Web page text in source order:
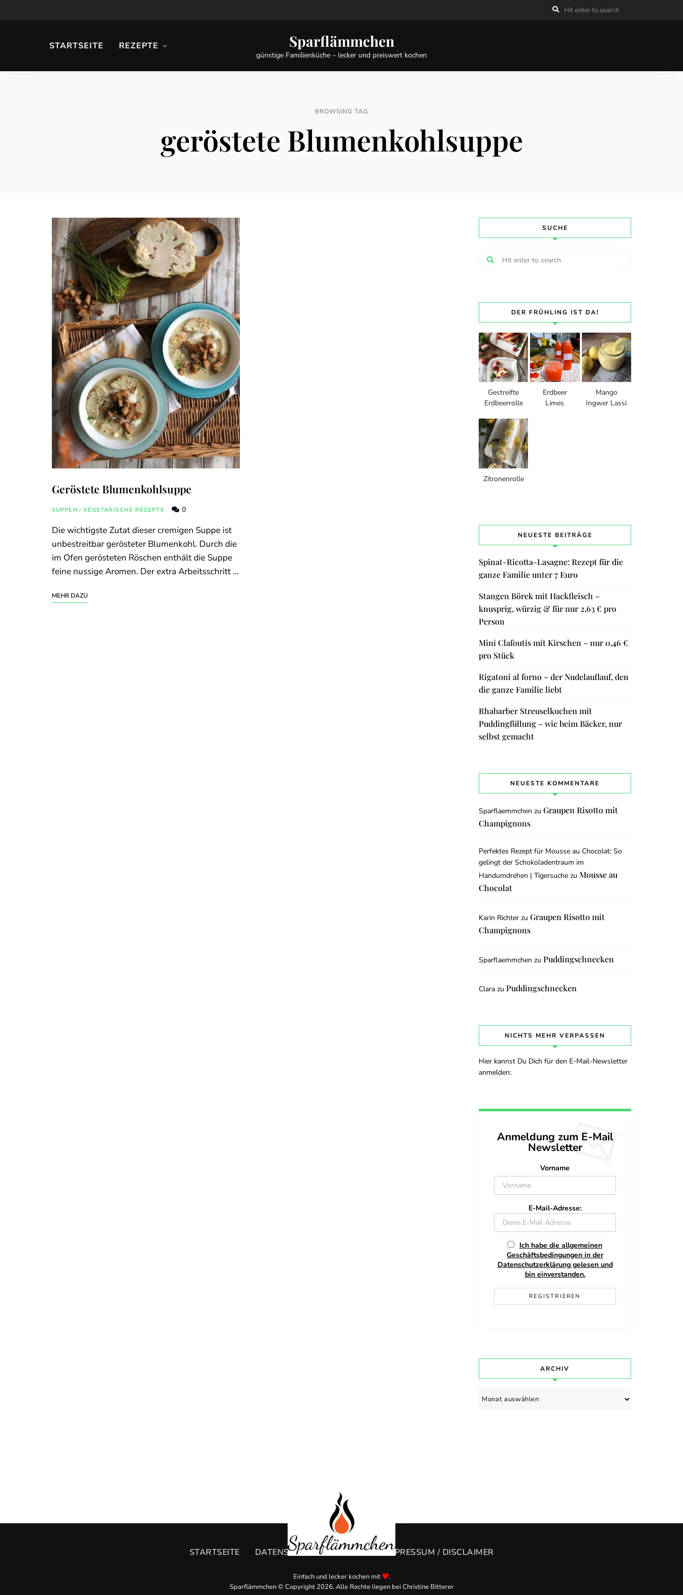
Sparflämmchen
günstige Familienküche – lecker und preiswert kochen
STARTSEITE REZEPTE
BROWSING TAG
geröstete Blumenkohlsuppe
Geröstete Blumenkohlsuppe
SUPPEN / VEGETARISCHE REZEPTE 0
Die wichtigste Zutat dieser cremigen Suppe ist
unbestreitbar gerösteter Blumenkohl. Durch die
im Ofen gerösteten Röschen enthält die Suppe
feine nussige Aromen. Der extra Arbeitsschritt …
MEHR DAZU
SUCHE
DER FRÜHLING IST DA!
Gestreifte
Erdbeerrolle
Erdbeer
Limes
Mango
Ingwer Lassi
Zitronenrolle
NEUESTE BEITRÄGE
Spinat-Ricotta-Lasagne: Rezept für die
ganze Familie unter 7 Euro
Stangen Börek mit Hackfleisch –
knusprig, würzig & für nur 2,63 € pro
Person
Mini Clafoutis mit Kirschen – nur 0,46 €
pro Stück
Rigatoni al forno – der Nudelauflauf, den
die ganze Familie liebt
Rhabarber Streuselkuchen mit
Puddingfüllung – wie beim Bäcker, nur
selbst gemacht
NEUESTE KOMMENTARE
Sparflaemmchen zu Graupen Risotto mit
Champignons
Perfektes Rezept für Mousse au Chocolat: So
gelingt der Schokoladentraum im
Handumdrehen | Tigersuche zu Mousse au
Chocolat
Karin Richter zu Graupen Risotto mit
Champignons
Sparflaemmchen zu Puddingschnecken
Clara zu Puddingschnecken
NICHTS MEHR VERPASSEN
Hier kannst Du Dich für den E-Mail-Newsletter
anmelden:
Anmeldung zum E-Mail
Newsletter
Vorname
E-Mail-Adresse:
Ich habe die allgemeinen
Geschäftsbedingungen in der
Datenschutzerklärung gelesen und
bin einverstanden.
ARCHIV
Archiv
STARTSEITE DATENSCHUTZERKLÄRUNG IMPRESSUM / DISCLAIMER
Einfach und lecker kochen mit
.
Sparflämmchen © Copyright 2026. Alle Rechte liegen bei Christine Bitterer